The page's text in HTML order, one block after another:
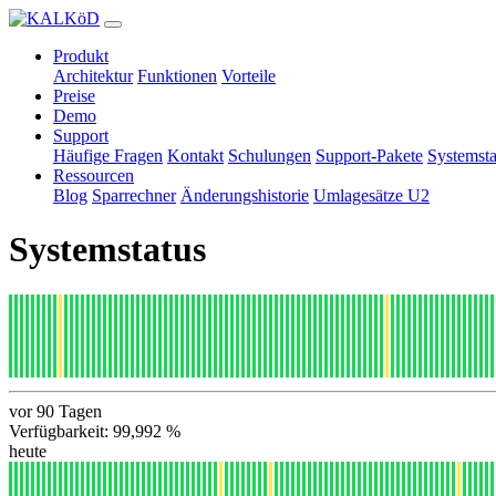
Produkt
Architektur Funktionen Vorteile
Preise
Demo
Support
Häufige Fragen Kontakt Schulungen Support-Pakete
Ressourcen
Blog Sparrechner Änderungshistorie Umlagesätze U2
Systemstatus
vor 90 Tagen
Verfügbarkeit: 99,992 %
heute